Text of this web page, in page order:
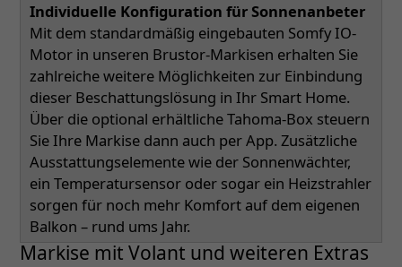
Individuelle Konfiguration für Sonnenanbeter
Mit dem standardmäßig eingebauten Somfy IO-
Motor in unseren Brustor-Markisen erhalten Sie
zahlreiche weitere Möglichkeiten zur Einbindung
dieser Beschattungslösung in Ihr Smart Home.
Über die optional erhältliche Tahoma-Box steuern
Sie Ihre Markise dann auch per App. Zusätzliche
Ausstattungselemente wie der Sonnenwächter,
ein Temperatursensor oder sogar ein Heizstrahler
sorgen für noch mehr Komfort auf dem eigenen
Balkon – rund ums Jahr.
Markise mit Volant und weiteren Extras